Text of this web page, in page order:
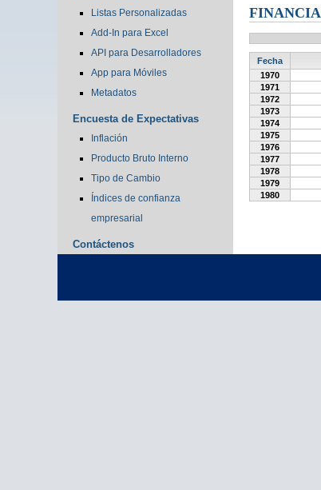
Listas Personalizadas
Add-In para Excel
API para Desarrolladores
App para Móviles
Metadatos
Encuesta de Expectativas
Inflación
Producto Bruto Interno
Tipo de Cambio
Índices de confianza
empresarial
Contáctenos
Fecha
1970
1971
1972
1973
1974
1975
1976
1977
1978
1979
1980